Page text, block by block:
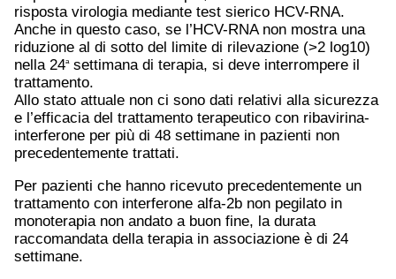
risposta virologia mediante test sierico HCV-RNA.
Anche in questo caso, se l’HCV-RNA non mostra una
riduzione al di sotto del limite di rilevazione (>2 log10)
nella 24asettimana di terapia, si deve interrompere il
trattamento.
Allo stato attuale non ci sono dati relativi alla sicurezza
e l’efficacia del trattamento terapeutico con ribavirina-
interferone per più di 48 settimane in pazienti non
precedentemente trattati.
Per pazienti che hanno ricevuto precedentemente un
trattamento con interferone alfa-2b non pegilato in
monoterapia non andato a buon fine, la durata
raccomandata della terapia in associazione è di 24
settimane.